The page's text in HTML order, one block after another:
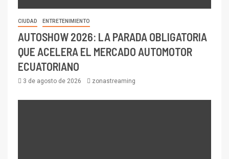
CIUDAD ENTRETENIMIENTO
AUTOSHOW 2026: LA PARADA OBLIGATORIA
QUE ACELERA EL MERCADO AUTOMOTOR
ECUATORIANO
3 de agosto de 2026 zonastreaming